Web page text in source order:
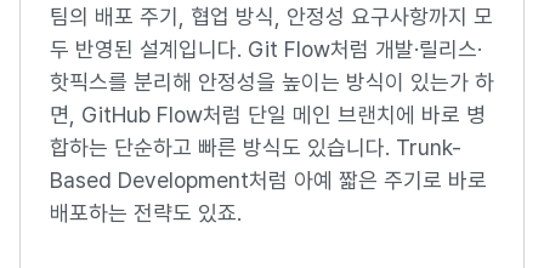
팀의 배포 주기, 협업 방식, 안정성 요구사항까지 모
두 반영된 설계입니다. Git Flow처럼 개발·릴리스·
핫픽스를 분리해 안정성을 높이는 방식이 있는가 하
면, GitHub Flow처럼 단일 메인 브랜치에 바로 병
합하는 단순하고 빠른 방식도 있습니다. Trunk-
Based Development처럼 아예 짧은 주기로 바로
배포하는 전략도 있죠.